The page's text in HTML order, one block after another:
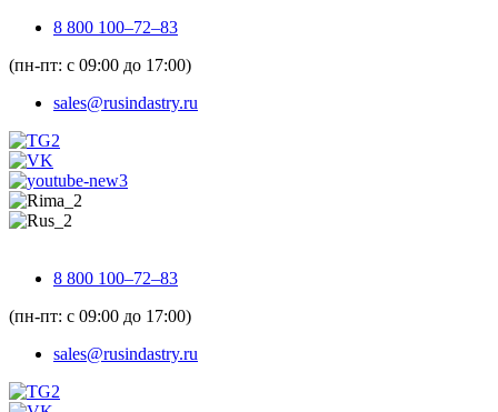
8 800 100–72–83
(пн-пт: с 09:00 до 17:00)
sales@rusindastry.ru
8 800 100–72–83
(пн-пт: с 09:00 до 17:00)
sales@rusindastry.ru